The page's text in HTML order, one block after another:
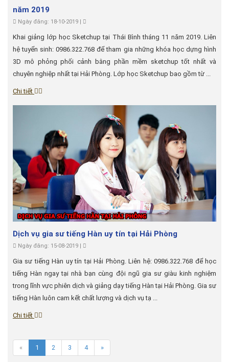
năm 2019
Ngày đăng: 18-10-2019 |
Khai giảng lớp học Sketchup tại Thái Bình tháng 11 năm 2019. Liên
hệ tuyển sinh: 0986.322.768 để tham gia những khóa học dựng hình
3D mô phỏng phối cảnh bằng phần mềm sketchup tốt nhất và
chuyên nghiệp nhất tại Hải Phòng. Lớp học Sketchup bao gồm từ ...
Chi tiết
Dịch vụ gia sư tiếng Hàn uy tín tại Hải Phòng
Ngày đăng: 15-08-2019 |
Gia sư tiếng Hàn uy tín tại Hải Phòng. Liên hệ: 0986.322.768 để học
tiếng Hàn ngay tại nhà bạn cùng đội ngũ gia sư giàu kinh nghiệm
trong lĩnh vực phiên dịch và giảng dạy tiếng Hàn tại Hải Phòng. Gia sư
tiếng Hàn luôn cam kết chất lượng và dịch vụ tạ ...
Chi tiết
« 1 2 3 4 »